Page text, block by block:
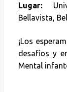
Lugar:
Bellavista,
¡Los
desafíos y
Mental